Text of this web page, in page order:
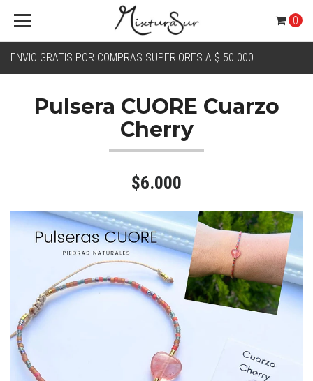
ENVIO GRATIS POR COMPRAS SUPERIORES A $ 50.000
0
Pulsera CUORE Cuarzo
Cherry
$6.000